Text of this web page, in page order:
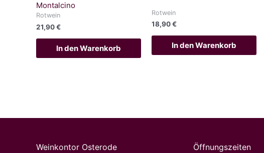
Montalcino
Rotwein
21,90€
In den Warenkorb
Rotwein
18,90€
In den Warenkorb
Weinkontor Osterode Öffnungszeiten